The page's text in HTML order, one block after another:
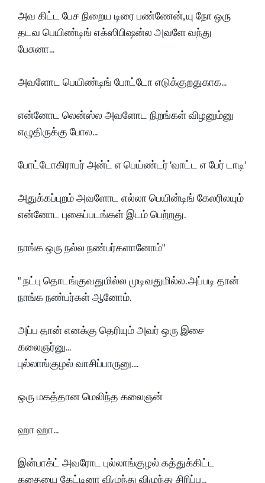
அவ கிட்ட பேச நிறைய டிரை பண்ணேன், யு நோ ஒரு
தடவ பெயிண்டிங் எக்ஸிபிஷன்ல அவளே வந்து
பேசுனா...
அவளோட பெயிண்டிங் போட்டோ எடுக்குறதுகாக...
என்னோட லென்ஸ்ல அவளோட நிறங்கள் விழனும்னு
எழுதிருக்கு போல...
போட்டோகிராபர் அன்ட் எ பெய்ண்டர் 'வாட்ட எ பேர் டாடி'
அதுக்கப்புறம் அவளோட எல்லா பெயின்டிங் கேலரிலயும்
என்னோட புகைப்படங்கள் இடம் பெற்றது.
நாங்க ஒரு நல்ல நண்பர்களானோம்"
" நட்பு தொடங்குவதுமில்ல முடிவதுமில்ல. அப்படி தான்
நாங்க நண்பர்கள் ஆனோம்.
அப்ப தான் எனக்கு தெரியும் அவர் ஒரு இசை
கலைஞர்னு...
புல்லாங்குழல் வாசிப்பாருனு....
ஒரு மகத்தான மெலிந்த கலைஞன்
ஹா ஹா...
இன்பாக்ட் அவரோட புல்லாங்குழல் கத்துக்கிட்ட